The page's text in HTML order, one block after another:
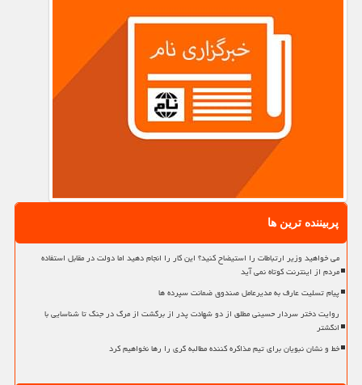
پربیننده ترین ها
می خواهید وزیر ارتباطات را استیضاح کنید؟ این کار را انجام دهید اما دولت در مقابل استفاده
مردم از اینترنت کوتاه نمی آید
پیام تسلیت عارف به مدیرعامل صندوق ضمانت سپرده ها
روایت دختر سردار حسینی مطلق از دو شهادت پدر از برگشت از مرگ در جنگ تا شناسایی با
انگشتر
خط و نشان نبویان برای تیم مذاکره کننده مطالبه گری را رها نخواهیم کرد